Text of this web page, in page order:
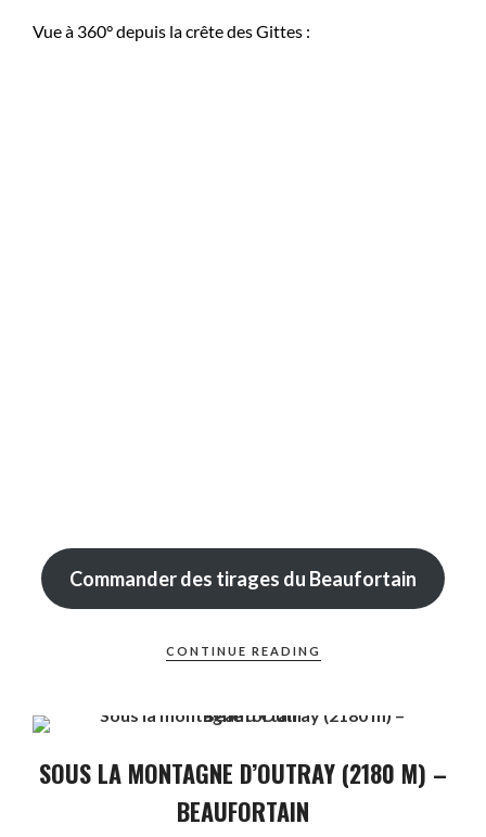
Vue à 360° depuis la crête des Gittes :
Commander des tirages du Beaufortain
CONTINUE READING
SOUS LA MONTAGNE D’OUTRAY (2180 M) –
BEAUFORTAIN